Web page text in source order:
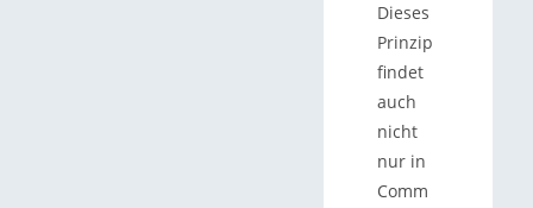
Dieses
Prinzip
findet
auch
nicht
nur in
Comm